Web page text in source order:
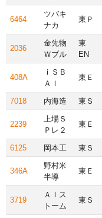
6464
ツバキ
ナカ
東Ｐ
2036
金先物
Ｗブル
東
EN
408A
ｉＳＢ
ＡＩ
東Ｅ
7018 内海造 東Ｓ
2239
上場Ｓ
Ｐレ２
東Ｅ
6125 岡本工 東Ｓ
346A
野村米
半導
東Ｅ
3719
ＡＩス
トーム
東Ｓ